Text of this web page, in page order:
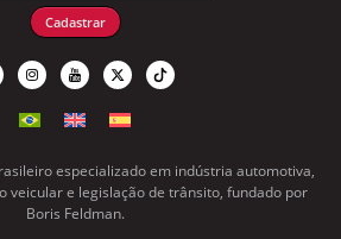
Cadastrar
especializado em indústria automotiva,
veicular e legislação de trânsito, fundado por
Boris Feldman.